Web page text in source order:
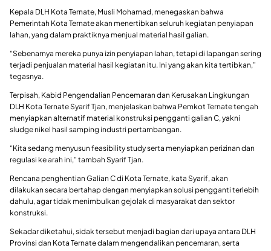
Kepala DLH Kota Ternate, Musli Mohamad, menegaskan bahwa
Pemerintah Kota Ternate akan menertibkan seluruh kegiatan penyiapan
lahan, yang dalam praktiknya menjual material hasil galian.
“Sebenarnya mereka punya izin penyiapan lahan, tetapi di lapangan sering
terjadi penjualan material hasil kegiatan itu. Ini yang akan kita tertibkan,”
tegasnya.
Terpisah, Kabid Pengendalian Pencemaran dan Kerusakan Lingkungan
DLH Kota Ternate Syarif Tjan, menjelaskan bahwa Pemkot Ternate tengah
menyiapkan alternatif material konstruksi pengganti galian C, yakni
sludge nikel hasil samping industri pertambangan.
“Kita sedang menyusun feasibility study serta menyiapkan perizinan dan
regulasi ke arah ini,” tambah Syarif Tjan.
Rencana penghentian Galian C di Kota Ternate, kata Syarif, akan
dilakukan secara bertahap dengan menyiapkan solusi pengganti terlebih
dahulu, agar tidak menimbulkan gejolak di masyarakat dan sektor
konstruksi.
Sekadar diketahui, sidak tersebut menjadi bagian dari upaya antara DLH
Provinsi dan Kota Ternate dalam mengendalikan pencemaran, serta